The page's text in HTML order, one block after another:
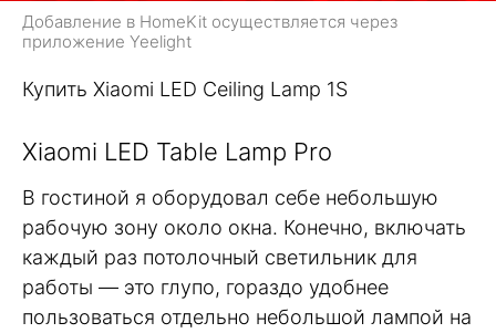
Добавление в HomeKit осуществляется через
приложение Yeelight
Купить Xiaomi LED Ceiling Lamp 1S
Xiaomi LED Table Lamp Pro
В гостиной я оборудовал себе небольшую
рабочую зону около окна. Конечно, включать
каждый раз потолочный светильник для
работы — это глупо, гораздо удобнее
пользоваться отдельно небольшой лампой на